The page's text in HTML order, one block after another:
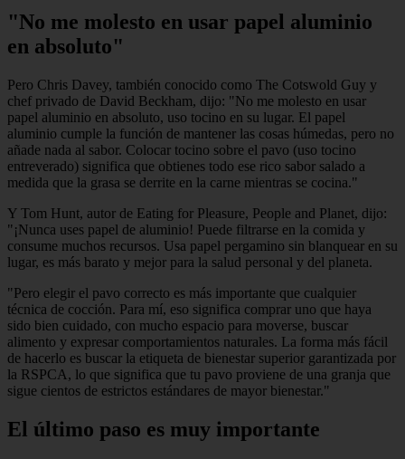
"No me molesto en usar papel aluminio
en absoluto"
Pero Chris Davey, también conocido como The Cotswold Guy y
chef privado de David Beckham, dijo: "No me molesto en usar
papel aluminio en absoluto, uso tocino en su lugar. El papel
aluminio cumple la función de mantener las cosas húmedas, pero no
añade nada al sabor. Colocar tocino sobre el pavo (uso tocino
entreverado) significa que obtienes todo ese rico sabor salado a
medida que la grasa se derrite en la carne mientras se cocina."
Y Tom Hunt, autor de Eating for Pleasure, People and Planet, dijo:
"¡Nunca uses papel de aluminio! Puede filtrarse en la comida y
consume muchos recursos. Usa papel pergamino sin blanquear en su
lugar, es más barato y mejor para la salud personal y del planeta.
"Pero elegir el pavo correcto es más importante que cualquier
técnica de cocción. Para mí, eso significa comprar uno que haya
sido bien cuidado, con mucho espacio para moverse, buscar
alimento y expresar comportamientos naturales. La forma más fácil
de hacerlo es buscar la etiqueta de bienestar superior garantizada por
la RSPCA, lo que significa que tu pavo proviene de una granja que
sigue cientos de estrictos estándares de mayor bienestar."
El último paso es muy importante